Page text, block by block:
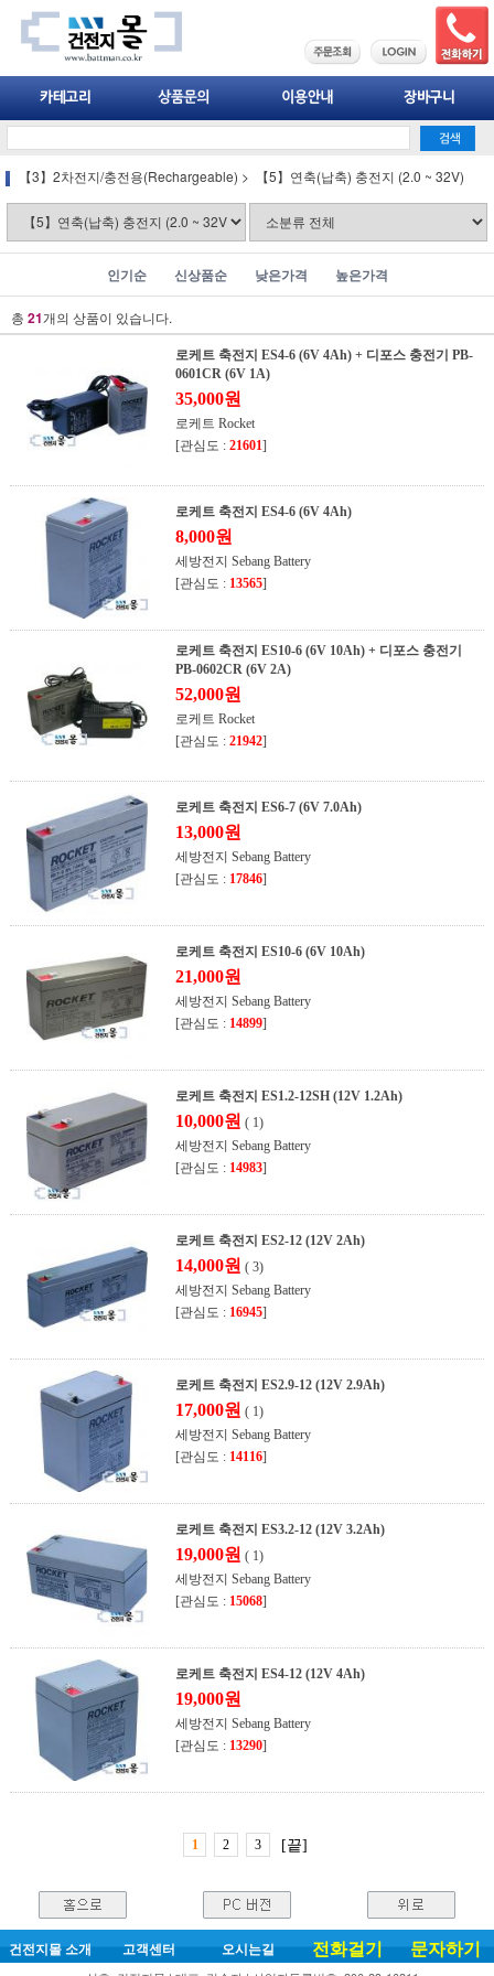
【3】2차전지/충전용(Rechargeable) > 【5】연축(납축) 충전지 (2.0 ~ 32V)
인기순 신상품순 낮은가격 높은가격
총 21개의 상품이 있습니다.
로케트 축전지 ES4-6 (6V 4Ah) + 디포스 충전기 PB-
0601CR (6V 1A)
35,000원
로케트 Rocket
[관심도 : 21601]
로케트 축전지 ES4-6 (6V 4Ah)
8,000원
세방전지 Sebang Battery
[관심도 : 13565]
로케트 축전지 ES10-6 (6V 10Ah) + 디포스 충전기
PB-0602CR (6V 2A)
52,000원
로케트 Rocket
[관심도 : 21942]
로케트 축전지 ES6-7 (6V 7.0Ah)
13,000원
세방전지 Sebang Battery
[관심도 : 17846]
로케트 축전지 ES10-6 (6V 10Ah)
21,000원
세방전지 Sebang Battery
[관심도 : 14899]
로케트 축전지 ES1.2-12SH (12V 1.2Ah)
10,000원 ( 1)
세방전지 Sebang Battery
[관심도 : 14983]
로케트 축전지 ES2-12 (12V 2Ah)
14,000원 ( 3)
세방전지 Sebang Battery
[관심도 : 16945]
로케트 축전지 ES2.9-12 (12V 2.9Ah)
17,000원 ( 1)
세방전지 Sebang Battery
[관심도 : 14116]
로케트 축전지 ES3.2-12 (12V 3.2Ah)
19,000원 ( 1)
세방전지 Sebang Battery
[관심도 : 15068]
로케트 축전지 ES4-12 (12V 4Ah)
19,000원
세방전지 Sebang Battery
[관심도 : 13290]
1 2 3 [끝]
건전지몰 소개 고객센터 오시는길 전화걸기 문자하기